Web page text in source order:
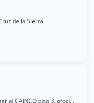
de la Sierra
C/Cochabamba #710 Torre, Empresarial CAINCO piso 3, ofocina 2, Santa Cruz de la Sierra